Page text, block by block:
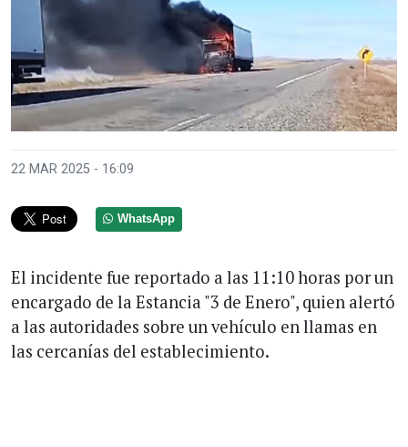
22 MAR 2025 - 16:09
WhatsApp
El incidente fue reportado a las 11:10 horas por un
encargado de la Estancia "3 de Enero", quien alertó
a las autoridades sobre un vehículo en llamas en
las cercanías del establecimiento.